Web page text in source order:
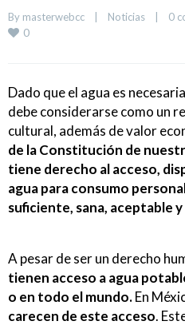
By masterwebcc | Noticias | 0
0
Dado que el agua es
debe considerarse como un
cultural, además de valor
de la Constitución de
tiene derecho al acceso,
agua para consumo
suficiente, sana, aceptable y
A pesar de ser un derecho
tienen acceso a agua
o en todo el mundo.En
carecen de este acceso.